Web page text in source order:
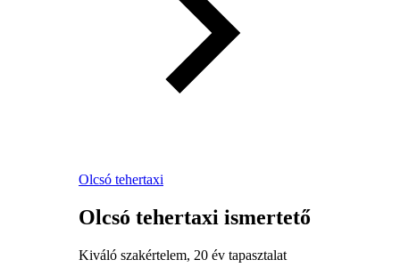
Olcsó tehertaxi
Olcsó tehertaxi ismertető
Kiváló szakértelem, 20 év tapasztalat